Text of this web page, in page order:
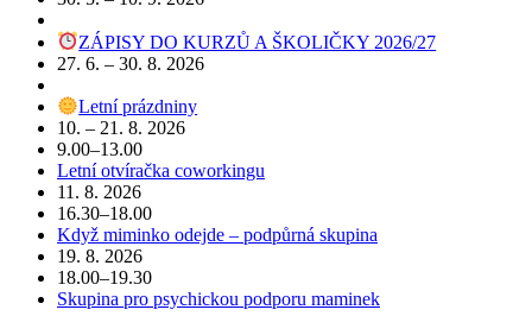
ZÁPISY DO KURZŮ A ŠKOLIČKY 2026/27
27. 6. – 30. 8. 2026
Letní prázdniny
10. – 21. 8. 2026
9.00–13.00
Letní otvíračka coworkingu
11. 8. 2026
16.30–18.00
Když miminko odejde – podpůrná skupina
19. 8. 2026
18.00–19.30
Skupina pro psychickou podporu maminek